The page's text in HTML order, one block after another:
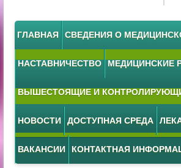
ГЛАВНАЯ СВЕДЕНИЯ О
НАСТАВНИЧЕСТВО МЕДИЦИНСКИЕ
ВЫШЕСТОЯЩИЕ И
НОВОСТИ ДОСТУПНАЯ СРЕДА
ВАКАНСИИ КОНТАКТНАЯ